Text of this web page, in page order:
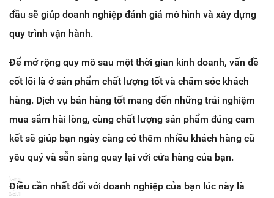
đầu sẽ giúp doanh nghiệp đánh giá mô hình và xây dựng
quy trình vận hành.
Để mở rộng quy mô sau một thời gian kinh doanh, vấn đề
cốt lõi là ở sản phẩm chất lượng tốt và chăm sóc khách
hàng. Dịch vụ bán hàng tốt mang đến những trải nghiệm
mua sắm hài lòng, cùng chất lượng sản phẩm đúng cam
kết sẽ giúp bạn ngày càng có thêm nhiều khách hàng cũ
yêu quý và sẵn sàng quay lại với cửa hàng của bạn.
Điều cần nhất đối với doanh nghiệp của bạn lúc này là
Xem
toàn